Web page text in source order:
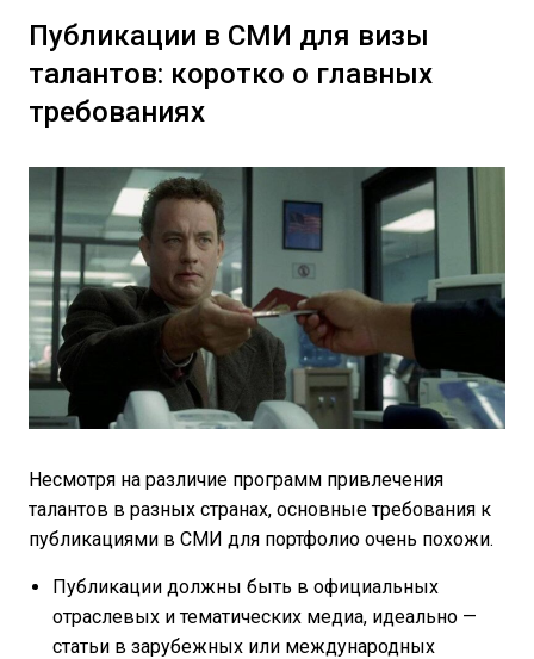
Публикации в СМИ для визы
талантов: коротко о главных
требованиях
Несмотря на различие программ привлечения
талантов в разных странах, основные требования к
публикациями в СМИ для портфолио очень похожи.
Публикации должны быть в официальных
отраслевых и тематических медиа, идеально —
статьи в зарубежных или международных